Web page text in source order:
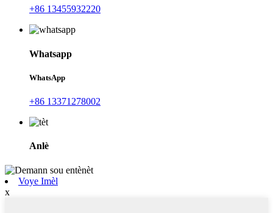
+86 13455932220
Whatsapp
WhatsApp
+86 13371278002
Anlè
Voye Imèl
x